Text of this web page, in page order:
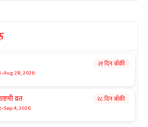
-Aug 28, 2026
२१ दिन बाँकी
व्रत
-Sep 4, 2026
२८ दिन बाँकी